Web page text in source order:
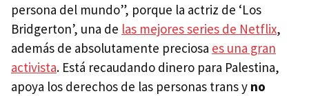
persona del mundo”, porque la actriz de ‘Los
Bridgerton’, una de las mejores series de Netflix,
además de absolutamente preciosa es una gran
activista. Está recaudando dinero para Palestina,
apoya los derechos de las personas trans y no